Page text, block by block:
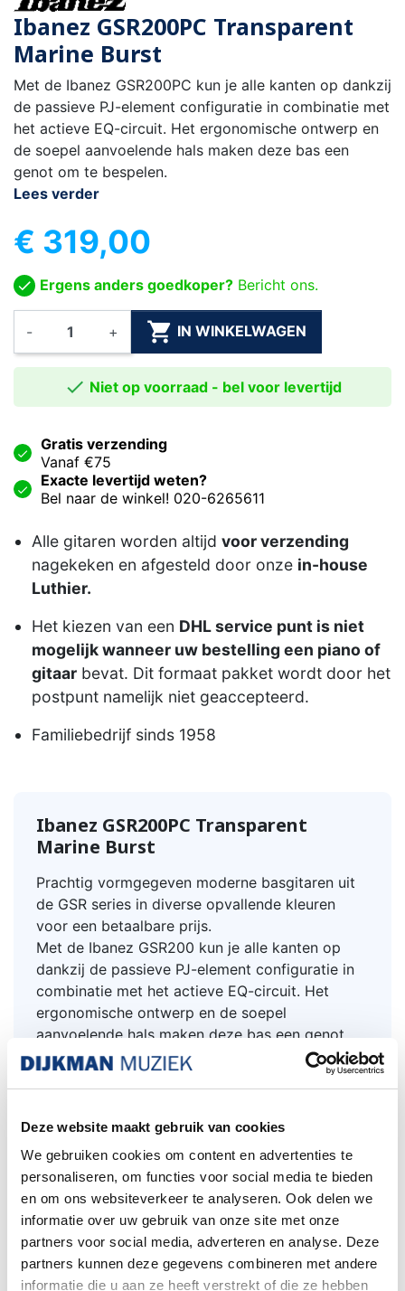
Deze website maakt gebruik van cookies
We gebruiken cookies om content en advertenties te
personaliseren, om functies voor social media te bieden
en om ons websiteverkeer te analyseren. Ook delen we
informatie over uw gebruik van onze site met onze
partners voor social media, adverteren en analyse. Deze
partners kunnen deze gegevens combineren met andere
informatie die u aan ze heeft verstrekt of die ze hebben
Ibanez GSR200PC Transparent
Marine Burst
Met de Ibanez GSR200PC kun je alle kanten op dankzij
de passieve PJ-element configuratie in combinatie met
het actieve EQ-circuit. Het ergonomische ontwerp en
de soepel aanvoelende hals maken deze bas een
genot om te bespelen.
Lees verder
€ 319,00
Ergens anders goedkoper? Bericht ons.
- +  IN WINKELWAGEN
 Niet op voorraad - bel voor levertijd
Gratis verzending
Vanaf €75
Exacte levertijd weten?
Bel naar de winkel! 020-6265611
Alle gitaren worden altijd voor verzending
nagekeken en afgesteld door onze in-house
Luthier.
Het kiezen van een DHL service punt is niet
mogelijk wanneer uw bestelling een piano of
gitaar bevat. Dit formaat pakket wordt door het
postpunt namelijk niet geaccepteerd.
Familiebedrijf sinds 1958
Ibanez GSR200PC Transparent
Marine Burst
Prachtig vormgegeven moderne basgitaren uit
de GSR series in diverse opvallende kleuren
voor een betaalbare prijs.
Met de Ibanez GSR200 kun je alle kanten op
dankzij de passieve PJ-element configuratie in
combinatie met het actieve EQ-circuit. Het
ergonomische ontwerp en de soepel
aanvoelende hals maken deze bas een genot
om te bespelen.
De constructie met een body van Okoume en
GSR200 een warme en gedefinieerde basisklank
met lange sustain en een dynamische attack.
Dankzij het slanke GSR-halsprofiel en de vlakke
12" toetsradius heeft de Ibanez GSR200 een
uiterst comfortabele bespeelbaarheid.
Met een Ibanez Dynamix P pickup bij de hals en
een Dynamix J pickup bij de brug biedt de